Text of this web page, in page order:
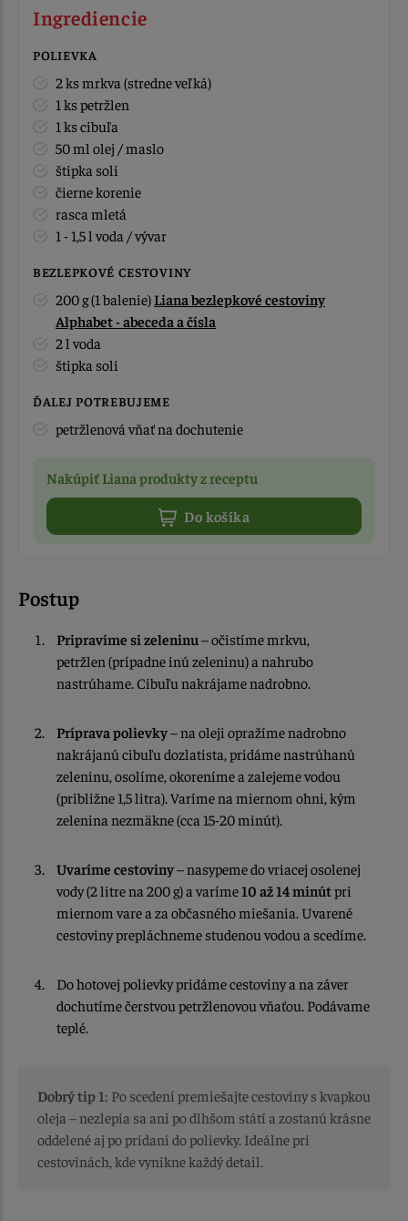
Ingrediencie
POLIEVKA
2 ks mrkva (stredne veľká)
1 ks petržlen
1 ks cibuľa
50 ml olej / maslo
štipka soli
čierne korenie
rasca mletá
1 - 1,5 l voda / vývar
BEZLEPKOVÉ CESTOVINY
200 g (1 balenie) Liana bezlepkové cestoviny
Alphabet - abeceda a čísla
2 l voda
štipka soli
ĎALEJ POTREBUJEME
petržlenová vňať na dochutenie
Nakúpiť Liana produkty z receptu
Do košíka
Postup
Pripravíme si zeleninu– očistíme mrkvu,
petržlen (prípadne inú zeleninu) a nahrubo
nastrúhame. Cibuľu nakrájame nadrobno.
Príprava polievky– na oleji opražíme nadrobno
nakrájanú cibuľu dozlatista, pridáme nastrúhanú
zeleninu, osolíme, okoreníme a zalejeme vodou
(približne 1,5 litra). Varíme na miernom ohni, kým
zelenina nezmäkne (cca 15-20 minút).
Uvaríme cestoviny– nasypeme do vriacej osolenej
vody (2 litre na 200 g) a varíme10 až 14 minútpri
miernom vare a za občasného miešania. Uvarené
cestoviny prepláchneme studenou vodou a scedíme.
Do hotovej polievky pridáme cestoviny a na záver
dochutíme čerstvou petržlenovou vňaťou. Podávame
teplé.
Dobrý tip 1: Po scedení premiešajte cestoviny s kvapkou
oleja – nezlepia sa ani po dlhšom státí a zostanú krásne
oddelené aj po pridaní do polievky. Ideálne pri
cestovinách, kde vynikne každý detail.